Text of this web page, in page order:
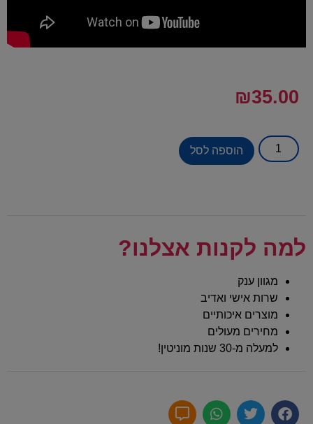
₪35.00
הוספה לסל
למה לקנות אצלנו?
מגוון ענק
שרות אישי ואדיב
מוצרים איכותיים
מחירים מעולים
למעלה מ-30 שנות מוניטין!